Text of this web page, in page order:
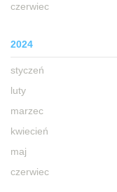
czerwiec
2024
styczeń
luty
marzec
kwiecień
maj
czerwiec